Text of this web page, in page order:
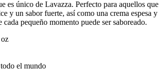
es único de Lavazza. Perfecto para aquellos que
y un sabor fuerte, así como una crema espesa y
pequeño momento puede ser saboreado.
el mundo